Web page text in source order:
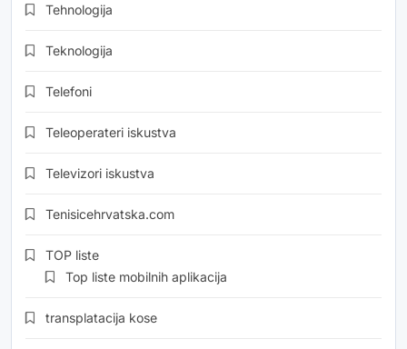
Tehnologija
Teknologija
Telefoni
Teleoperateri iskustva
Televizori iskustva
Tenisicehrvatska.com
TOP liste
Top liste mobilnih aplikacija
transplatacija kose